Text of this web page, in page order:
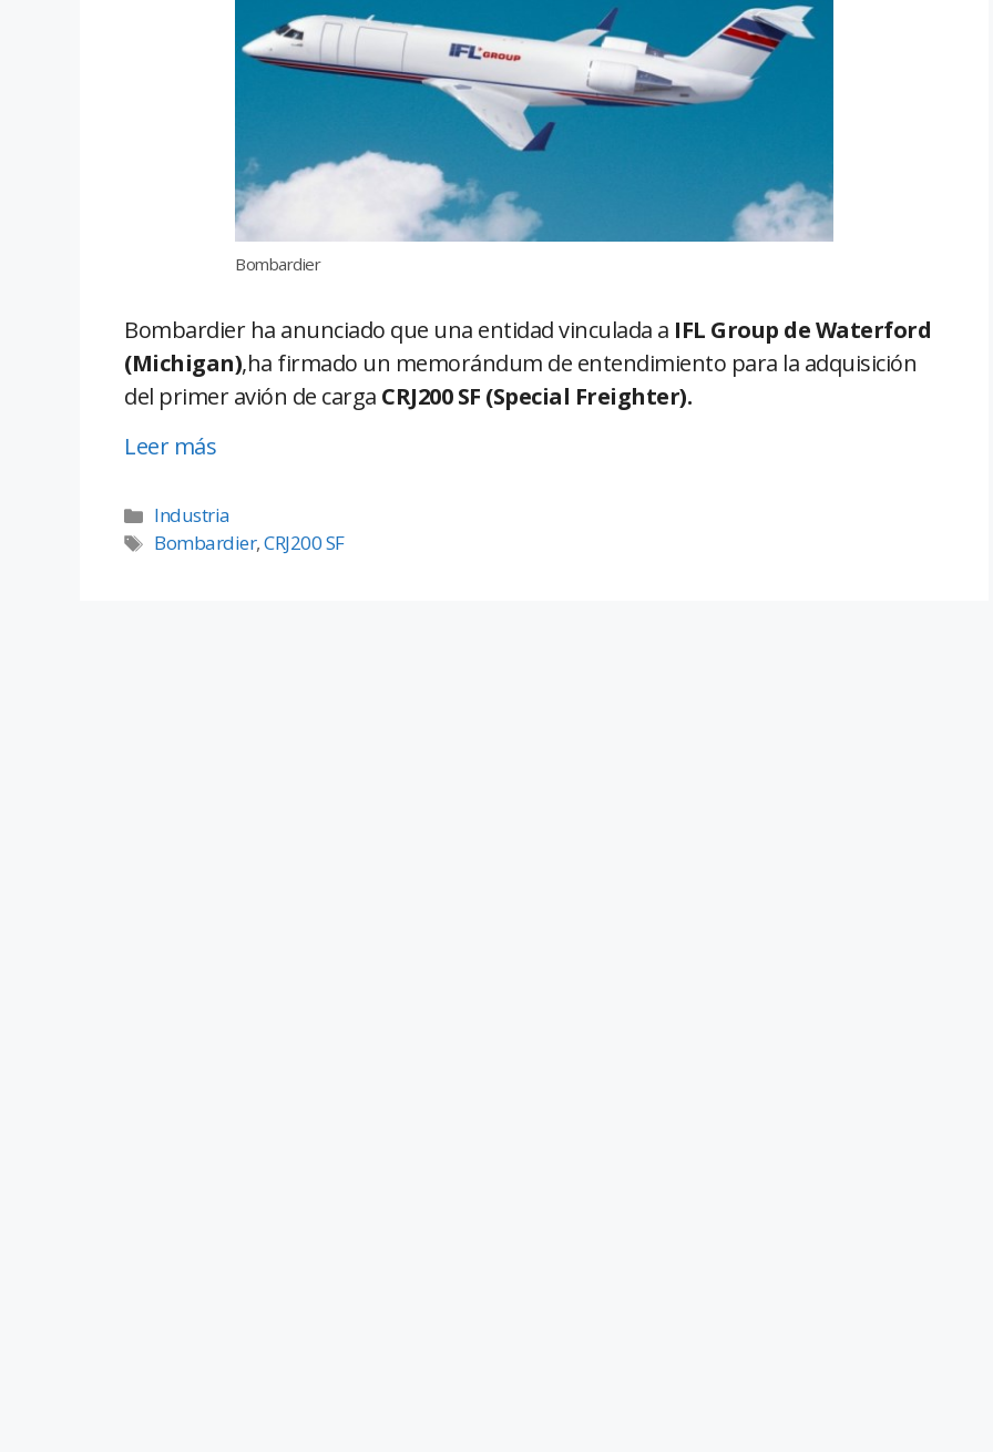
Bombardier
Bombardier ha anunciado que una entidad vinculada a IFL Group de Waterford
(Michigan),ha firmado un memorándum de entendimiento para la adquisición
del primer avión de carga CRJ200 SF (Special Freighter).
Leer más
Industria
Bombardier,CRJ200 SF